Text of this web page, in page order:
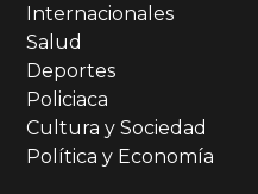
Internacionales
Salud
Deportes
Policiaca
Cultura y Sociedad
Política y Economía